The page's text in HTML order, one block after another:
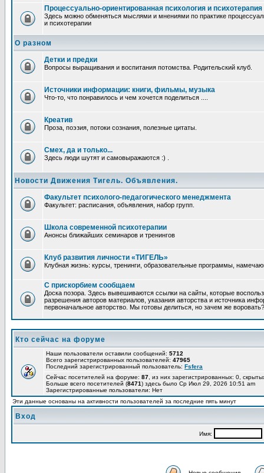
Процессуально-ориентированная психология и психотерапия
Здесь можно обменяться мыслями и мнениями по практике
и психотерапии
О разном
Детки и предки
Вопросы выращивания и воспитания потомства. Родительский клуб.
Источники информации: книги, фильмы, музыка
Что-то, что понравилось и чем хочется поделиться ....
Креатив
Проза, поэзия, потоки сознания, полезные цитаты.
Смех, да и только...
Здесь люди шутят и самовыражаются :) .
Новости Движения Тигель. Объявления.
Факультет психолого-педагогического менеджмента
Факультет: расписания, объявления, набор групп.
Школа современной психотерапии
Анонсы ближайших семинаров и тренингов
Клуб развития личности «ТИГЕЛЬ»
Клубная жизнь: курсы, тренинги, образовательные программы,
С прискорбием сообщаем
Доска позора. Здесь вывешиваются ссылки на сайты, которые
разрешения авторов материалов, указания авторства и источника
первоначальное авторство. Мы готовы делиться, но зачем же воровать?
Кто сейчас на форуме
Наши пользователи оставили сообщений: 5712
Всего зарегистрированных пользователей: 47965
Последний зарегистрированный пользователь: Fsfera
Сейчас посетителей на форуме: 87 , из них зарегистрированных: 0,
Больше всего посетителей (8471) здесь было Ср Июл 29, 2026 10:51 am
Зарегистрированные пользователи: Нет
Эти данные основаны на активности пользователей за последние пять минут
Вход
Имя: